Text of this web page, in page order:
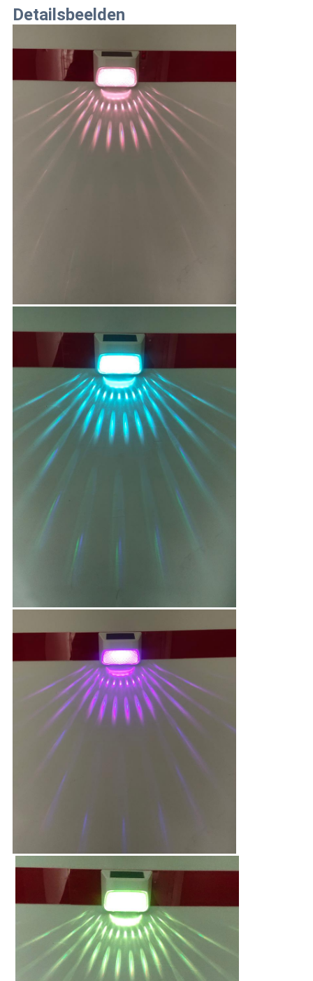
Detailsbeelden